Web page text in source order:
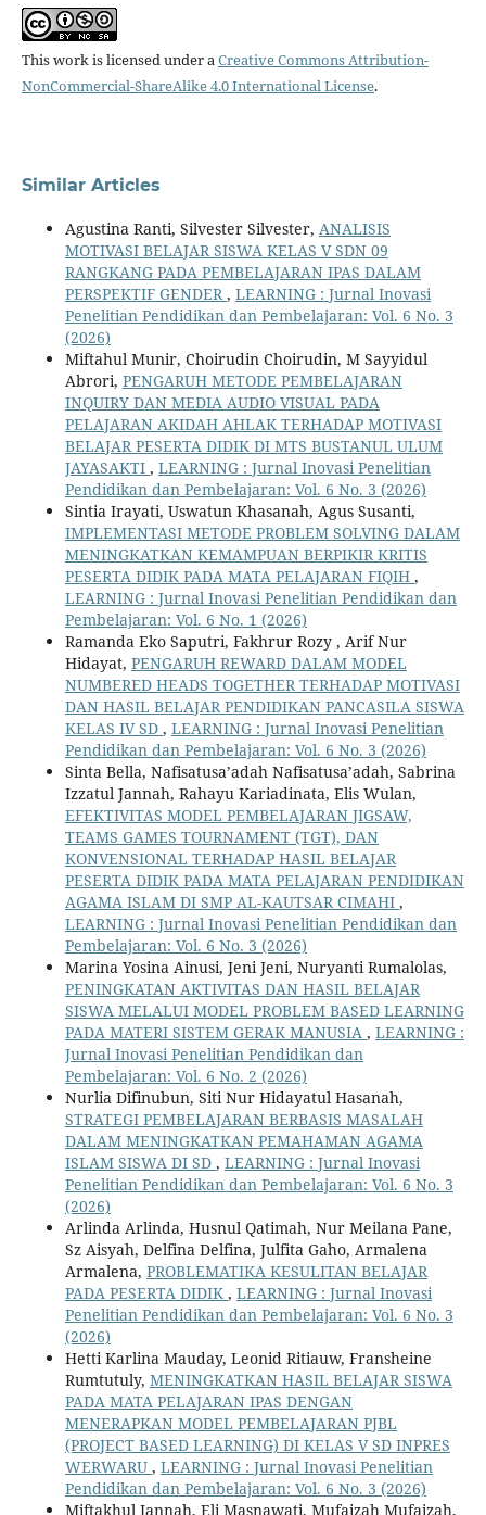
This work is licensed under aCreative Commons Attribution-
NonCommercial-ShareAlike 4.0 International License.
Similar Articles
Agustina Ranti, Silvester Silvester, ANALISIS
MOTIVASI BELAJAR SISWA KELAS V SDN 09
RANGKANG PADA PEMBELAJARAN IPAS DALAM
PERSPEKTIF GENDER, LEARNING : Jurnal Inovasi
Penelitian Pendidikan dan Pembelajaran: Vol. 6 No. 3
(2026)
Miftahul Munir, Choirudin Choirudin, M Sayyidul
Abrori, PENGARUH METODE PEMBELAJARAN
INQUIRY DAN MEDIA AUDIO VISUAL PADA
PELAJARAN AKIDAH AHLAK TERHADAP MOTIVASI
BELAJAR PESERTA DIDIK DI MTS BUSTANUL ULUM
JAYASAKTI , LEARNING : Jurnal Inovasi Penelitian
Pendidikan dan Pembelajaran: Vol. 6 No. 3 (2026)
Sintia Irayati, Uswatun Khasanah, Agus Susanti,
IMPLEMENTASI METODE PROBLEM SOLVING DALAM
MENINGKATKAN KEMAMPUAN BERPIKIR KRITIS
PESERTA DIDIK PADA MATA PELAJARAN FIQIH ,
LEARNING : Jurnal Inovasi Penelitian Pendidikan dan
Pembelajaran: Vol. 6 No. 1 (2026)
Ramanda Eko Saputri, Fakhrur Rozy , Arif Nur
Hidayat, PENGARUH REWARD DALAM MODEL
NUMBERED HEADS TOGETHER TERHADAP MOTIVASI
DAN HASIL BELAJAR PENDIDIKAN PANCASILA SISWA
KELAS IV SD , LEARNING : Jurnal Inovasi Penelitian
Pendidikan dan Pembelajaran: Vol. 6 No. 3 (2026)
Sinta Bella, Nafisatusa’adah Nafisatusa’adah, Sabrina
Izzatul Jannah, Rahayu Kariadinata, Elis Wulan,
EFEKTIVITAS MODEL PEMBELAJARAN JIGSAW,
TEAMS GAMES TOURNAMENT (TGT), DAN
KONVENSIONAL TERHADAP HASIL BELAJAR
PESERTA DIDIK PADA MATA PELAJARAN PENDIDIKAN
AGAMA ISLAM DI SMP AL-KAUTSAR CIMAHI ,
LEARNING : Jurnal Inovasi Penelitian Pendidikan dan
Pembelajaran: Vol. 6 No. 3 (2026)
Marina Yosina Ainusi, Jeni Jeni, Nuryanti Rumalolas,
PENINGKATAN AKTIVITAS DAN HASIL BELAJAR
SISWA MELALUI MODEL PROBLEM BASED LEARNING
PADA MATERI SISTEM GERAK MANUSIA , LEARNING :
Jurnal Inovasi Penelitian Pendidikan dan
Pembelajaran: Vol. 6 No. 2 (2026)
Nurlia Difinubun, Siti Nur Hidayatul Hasanah,
STRATEGI PEMBELAJARAN BERBASIS MASALAH
DALAM MENINGKATKAN PEMAHAMAN AGAMA
ISLAM SISWA DI SD , LEARNING : Jurnal Inovasi
Penelitian Pendidikan dan Pembelajaran: Vol. 6 No. 3
(2026)
Arlinda Arlinda, Husnul Qatimah, Nur Meilana Pane,
Sz Aisyah, Delfina Delfina, Julfita Gaho, Armalena
Armalena, PROBLEMATIKA KESULITAN BELAJAR
PADA PESERTA DIDIK , LEARNING : Jurnal Inovasi
Penelitian Pendidikan dan Pembelajaran: Vol. 6 No. 3
(2026)
Hetti Karlina Mauday, Leonid Ritiauw, Fransheine
Rumtutuly, MENINGKATKAN HASIL BELAJAR SISWA
PADA MATA PELAJARAN IPAS DENGAN
MENERAPKAN MODEL PEMBELAJARAN PJBL
(PROJECT BASED LEARNING) DI KELAS V SD INPRES
WERWARU , LEARNING : Jurnal Inovasi Penelitian
Pendidikan dan Pembelajaran: Vol. 6 No. 3 (2026)
Miftakhul Jannah, Eli Masnawati, Mufaizah Mufaizah,